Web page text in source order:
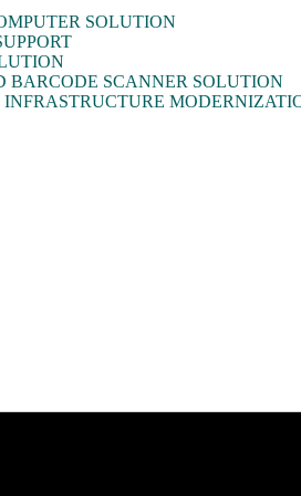
SOLUTION
BARCODE SCANNER SOLUTION